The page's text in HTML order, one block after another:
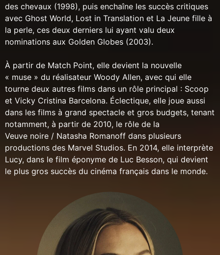
des chevaux (1998), puis enchaîne les succès critiques
avec Ghost World, Lost in Translation et La Jeune fille à
la perle, ces deux derniers lui ayant valu deux
nominations aux Golden Globes (2003).
À partir de Match Point, elle devient la nouvelle
« muse » du réalisateur Woody Allen, avec qui elle
tourne deux autres films dans un rôle principal : Scoop
et Vicky Cristina Barcelona. Éclectique, elle joue aussi
dans les films à grand spectacle et gros budgets, tenant
notamment, à partir de 2010, le rôle de la
Veuve noire / Natasha Romanoff dans plusieurs
productions des Marvel Studios. En 2014, elle interprète
Lucy, dans le film éponyme de Luc Besson, qui devient
le plus gros succès du cinéma français dans le monde.